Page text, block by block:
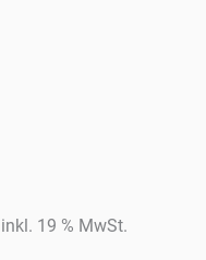
inkl. 19 % MwSt.